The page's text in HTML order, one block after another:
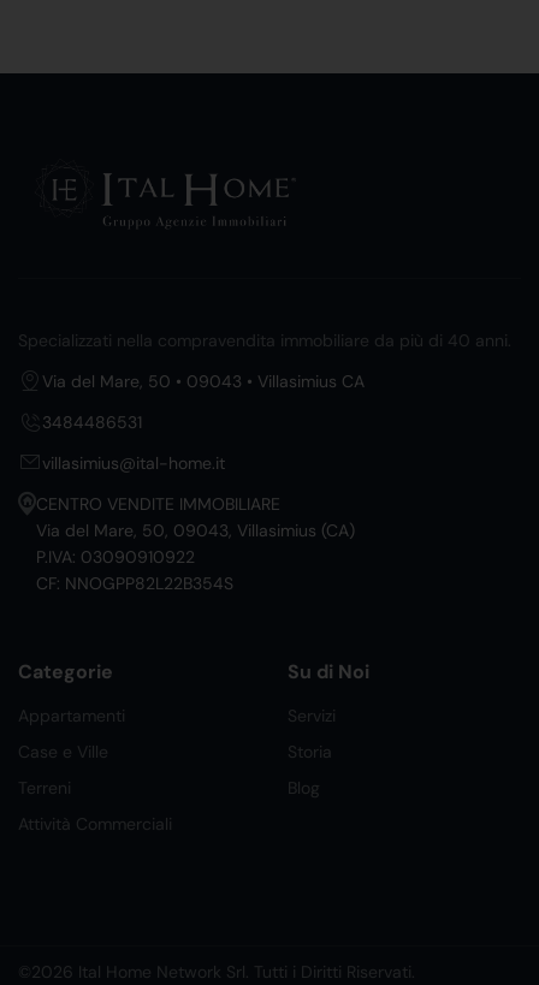
Specializzati nella compravendita immobiliare da più di 40 anni.
Via del Mare, 50 • 09043 • Villasimius CA
3484486531
villasimius@ital-home.it
CENTRO VENDITE IMMOBILIARE
Via del Mare, 50, 09043, Villasimius (CA)
P.IVA: 03090910922
CF: NNOGPP82L22B354S
Categorie
Appartamenti
Case e Ville
Terreni
Attività Commerciali
Su di Noi
Servizi
Storia
Blog
©2026 Ital Home Network Srl. Tutti i Diritti Riservati.